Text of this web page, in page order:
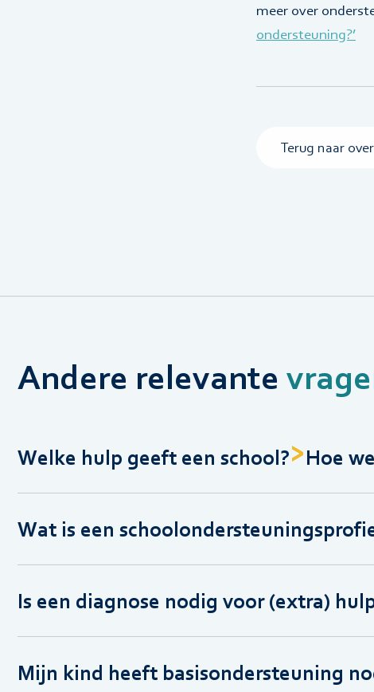
meer over
ondersteuning?’
Terug naar
Andere relevante
Welke hulp geeft een school? Hoe
Wat is een
Is een diagnose nodig voor (extra)
Mijn kind heeft basisondersteuning